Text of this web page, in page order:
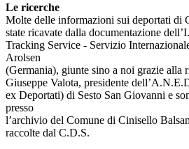
Le ricerche
Molte delle informazioni sui deportati di
state ricavate dalla documentazione
Tracking Service - Servizio
Arolsen
(Germania), giunte sino a noi grazie alla
Giuseppe Valota, presidente
ex Deportati) di Sesto San Giovanni e
presso
l’archivio del Comune di Cinisello
raccolte dal C.D.S.